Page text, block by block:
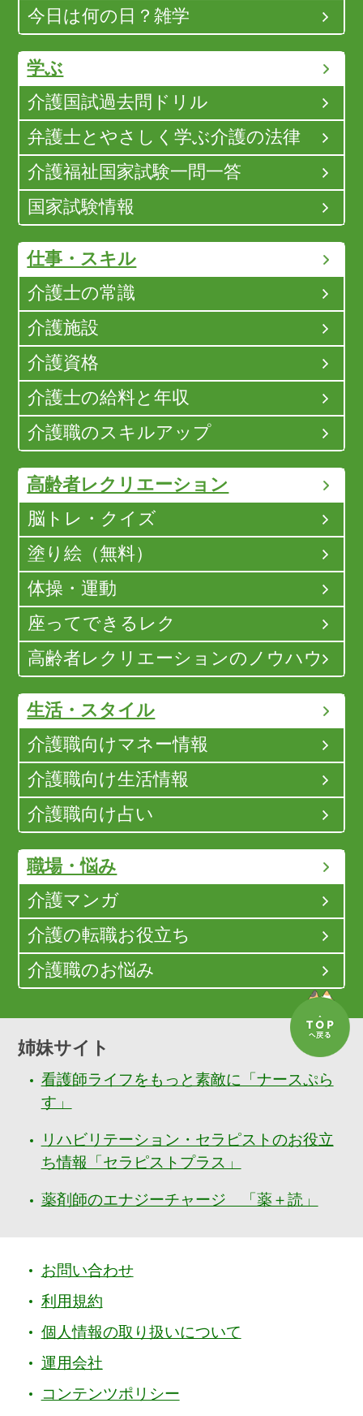
今日は何の日？雑学
学ぶ
介護国試過去問ドリル
弁護士とやさしく学ぶ介護の法律
介護福祉国家試験一問一答
国家試験情報
仕事・スキル
介護士の常識
介護施設
介護資格
介護士の給料と年収
介護職のスキルアップ
高齢者レクリエーション
脳トレ・クイズ
塗り絵（無料）
体操・運動
座ってできるレク
高齢者レクリエーションのノウハウ
生活・スタイル
介護職向けマネー情報
介護職向け生活情報
介護職向け占い
職場・悩み
介護マンガ
介護の転職お役立ち
介護職のお悩み
姉妹サイト
看護師ライフをもっと素敵に「ナースぷら
す」
リハビリテーション・セラピストのお役立
ち情報「セラピストプラス」
薬剤師のエナジーチャージ 「薬＋読」
お問い合わせ
利用規約
個人情報の取り扱いについて
運用会社
コンテンツポリシー